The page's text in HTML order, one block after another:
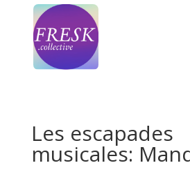
Les escapades
musicales: